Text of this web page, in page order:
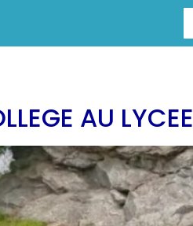
AU LYCEE